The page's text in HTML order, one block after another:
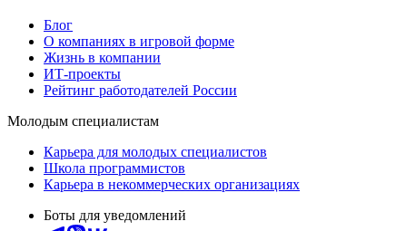
Блог
О компаниях в игровой форме
Жизнь в компании
ИТ-проекты
Рейтинг работодателей России
Молодым специалистам
Карьера для молодых специалистов
Школа программистов
Карьера в некоммерческих организациях
Боты для уведомлений